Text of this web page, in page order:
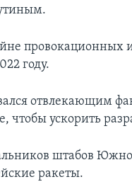
провокационных
году.
отвлекающим
чтобы ускорить
штабов
ракеты.